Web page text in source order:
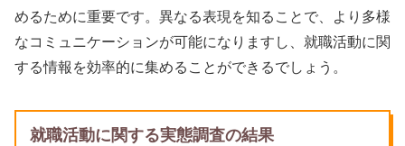
めるために重要です。異なる表現を知ることで、より多様
なコミュニケーションが可能になりますし、就職活動に関
する情報を効率的に集めることができるでしょう。
就職活動に関する実態調査の結果